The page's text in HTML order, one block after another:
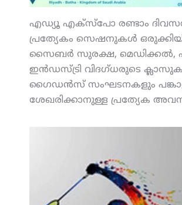
എഡ്യൂ എക്‌സ്‌പോ രണ്ടാം
പ്രത്യേകം സെഷനുകള്‍
സൈബര്‍ സുരക്ഷ, മെഡിക്കല്‍,
ഇന്‍ഡസ്ട്രി വിദഗ്ധരുടെ
ഗൈഡന്‍സ് സംഘടനകളും
ശേഖരിക്കാനുള്ള പ്രത്യേക